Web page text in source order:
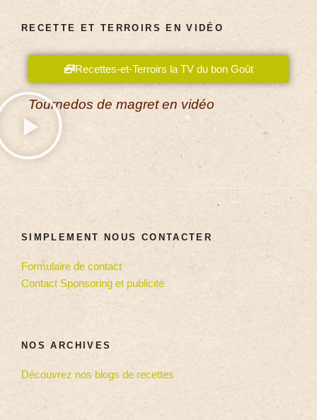
RECETTE ET TERROIRS EN VIDÉO
Recettes-et-Terroirs la TV du bon Goût
Tournedos de magret en vidéo
SIMPLEMENT NOUS CONTACTER
Formulaire de contact
Contact Sponsoring et publicité
NOS ARCHIVES
Découvrez nos blogs de recettes